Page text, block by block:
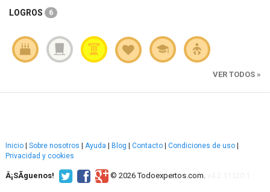
LOGROS 6
VER TODOS »
Inicio Sobre nosotros Ayuda Blog Contacto Condiciones de uso
Privacidad y cookies
Â¡SÃ­guenos! © 2026 Todoexpertos.com.